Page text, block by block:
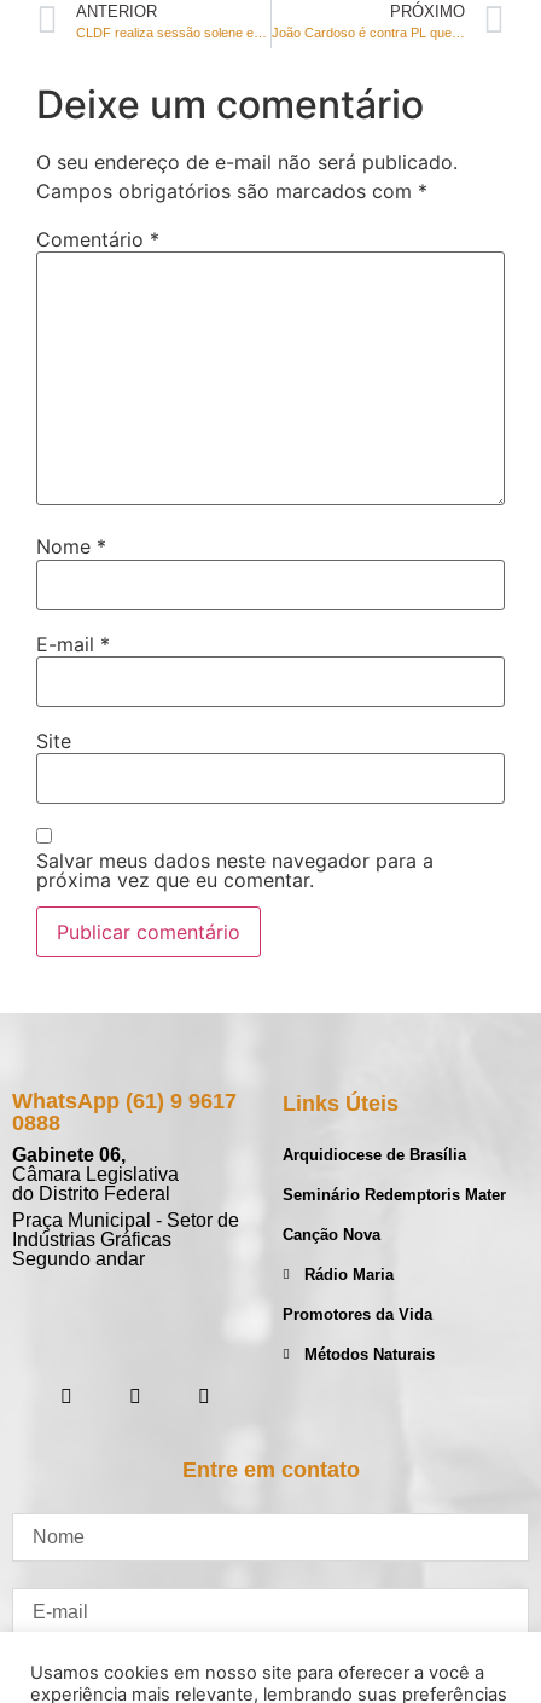
ANTERIOR PRÓXIMO
João Cardoso é contra PL que afrouxa sanções contra crimes ambientais
Deixe um comentário
O seu endereço de e-mail não será publicado.
Campos obrigatórios são marcados com *
Comentário *
Nome *
E-mail *
Site
Salvar meus dados neste navegador para a
próxima vez que eu comentar.
WhatsApp (61) 9 9617
0888
Gabinete 06,
Câmara Legislativa
do Distrito Federal
Praça Municipal - Setor de
Indústrias Gráficas
Segundo andar
Links Úteis
Arquidiocese de Brasília
Seminário Redemptoris Mater
Canção Nova
Rádio Maria
Promotores da Vida
Métodos Naturais
Entre em contato
Usamos cookies em nosso site para oferecer a você a
experiência mais relevante, lembrando suas preferências